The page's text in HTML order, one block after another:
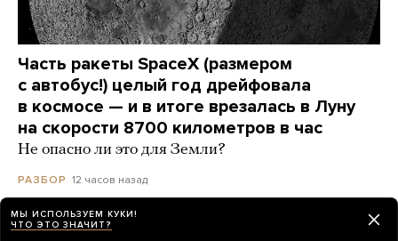
Часть ракеты SpaceX (размером
с автобус!) целый год дрейфовала
в космосе — и в итоге врезалась в Луну
на скорости 8700 километров в час
Не опасно ли это для Земли?
РАЗБОР 12 часов назад
В Королеве пожар на территории научного
МЫ ИСПОЛЬЗУЕМ КУКИ!
ЧТО ЭТО ЗНАЧИТ?